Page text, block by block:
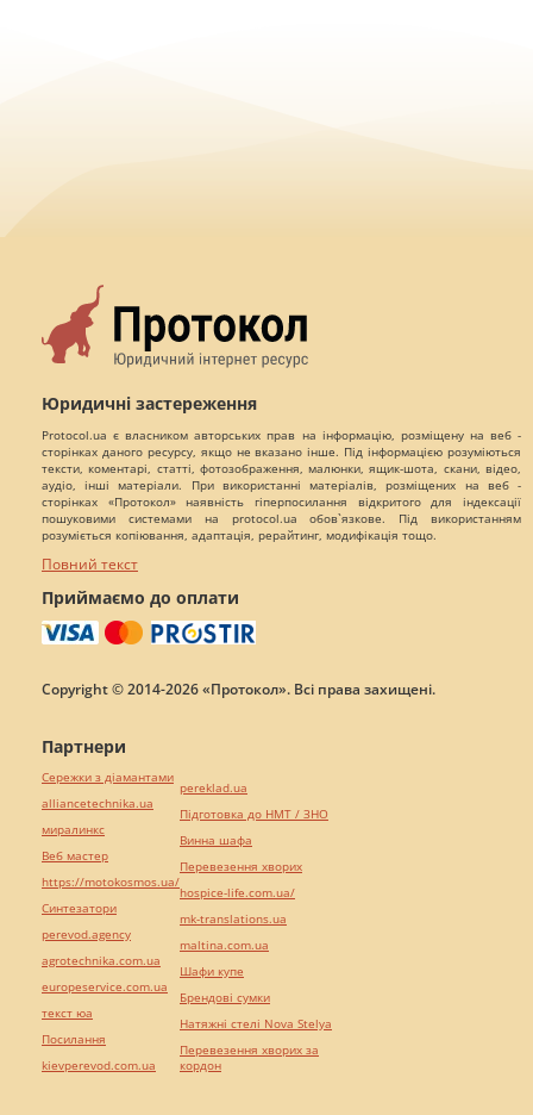
Юридичні застереження
Protocol.ua є власником авторських прав на інформацію, розміщену на веб -
сторінках даного ресурсу, якщо не вказано інше. Під інформацією розуміються
тексти, коментарі, статті, фотозображення, малюнки, ящик-шота, скани, відео,
аудіо, інші матеріали. При використанні матеріалів, розміщених на веб -
сторінках «Протокол» наявність гіперпосилання відкритого для індексації
пошуковими системами на protocol.ua обов`язкове. Під використанням
розуміється копіювання, адаптація, рерайтинг, модифікація тощо.
Повний текст
Приймаємо до оплати
Copyright © 2014-2026 «Протокол». Всі права захищені.
Партнери
Сережки з діамантами
alliancetechnika.ua
миралинкс
Веб мастер
https://motokosmos.ua/
Синтезатори
perevod.agency
agrotechnika.com.ua
europeservice.com.ua
текст юа
Посилання
kievperevod.com.ua
pereklad.ua
Підготовка до НМТ / ЗНО
Винна шафа
Перевезення хворих
hospice-life.com.ua/
mk-translations.ua
maltina.com.ua
Шафи купе
Брендові сумки
Натяжні стелі Nova Stelya
Перевезення хворих за
кордон